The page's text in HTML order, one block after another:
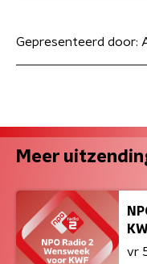
Gepresenteerd door:
Meer
vr